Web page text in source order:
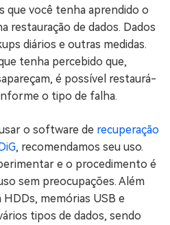
que você tenha aprendido o
restauração de dados. Dados
diários e outras medidas.
tenha percebido que,
é possível restaurá-
o tipo de falha.
o software de recuperação
, recomendamos seu uso.
e o procedimento é
sem preocupações. Além
memórias USB e
tipos de dados, sendo